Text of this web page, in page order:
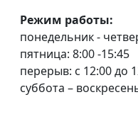
Режим работы:
понедельник -
пятница: 8:00 -15:45
перерыв: с 12:00 до
суббота –